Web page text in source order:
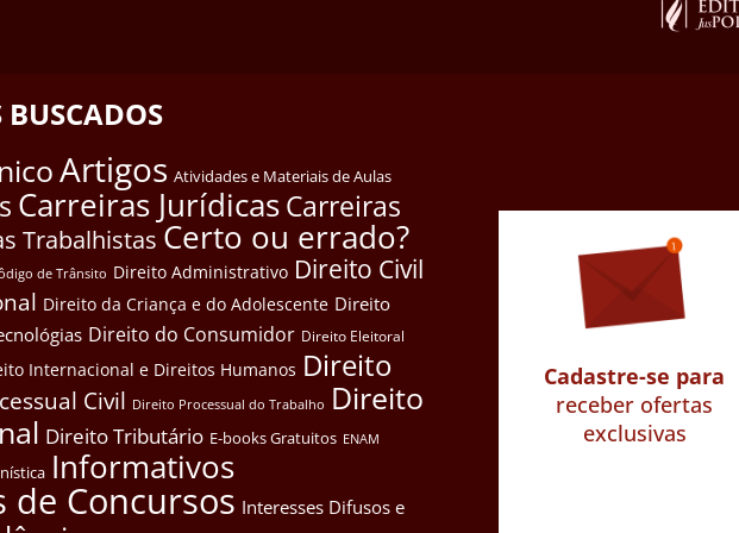
Artigos Atividades e Materiais de Aulas
Carreiras JurídicasCarreiras
Trabalhistas Certo ou errado?
de Trânsito Direito Administrativo Direito Civil
Direito da Criança e do Adolescente Direito
Direito do Consumidor Direito Eleitoral
Internacional e Direitos Humanos Direito
Civil Direito Processual do Trabalho Direito
Direito Tributário E-books Gratuitos ENAM
Informativos
de Concursos Interesses Difusos e
Cadastre-se para
receber ofertas
exclusivas